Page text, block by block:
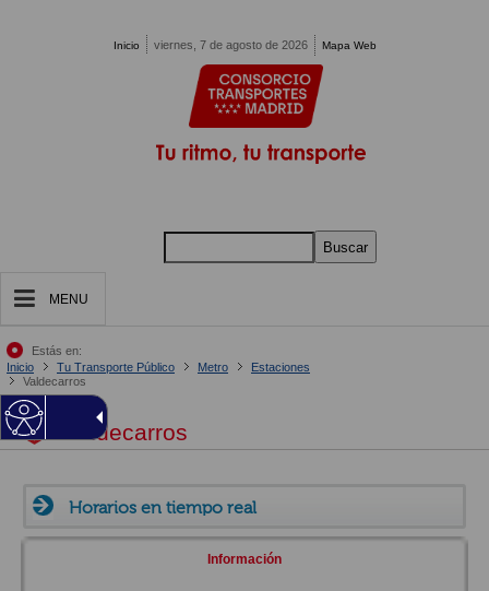
Inicio viernes, 7 de agosto de 2026 Mapa Web
Buscar
MENU
Estás en:
Inicio
Tu Transporte Público Metro
Estaciones
Valdecarros
Valdecarros
Horarios en tiempo real
Información